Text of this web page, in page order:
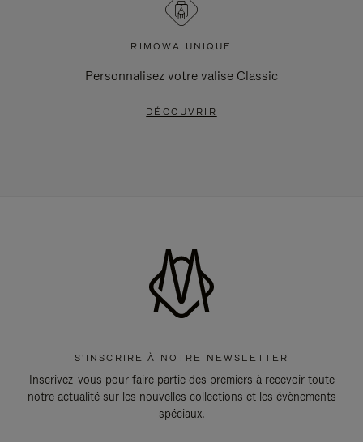
RIMOWA UNIQUE
Personnalisez votre valise Classic
DÉCOUVRIR
S'INSCRIRE À NOTRE NEWSLETTER
Inscrivez-vous pour faire partie des premiers à recevoir toute
notre actualité sur les nouvelles collections et les évènements
spéciaux.